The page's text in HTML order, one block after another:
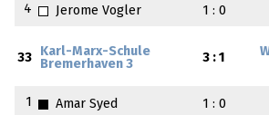
4 Jerome Vogler 1 : 0
33
Karl-Marx-Schule
Bremerhaven 3
3 : 1
1
Amar Syed 1 : 0